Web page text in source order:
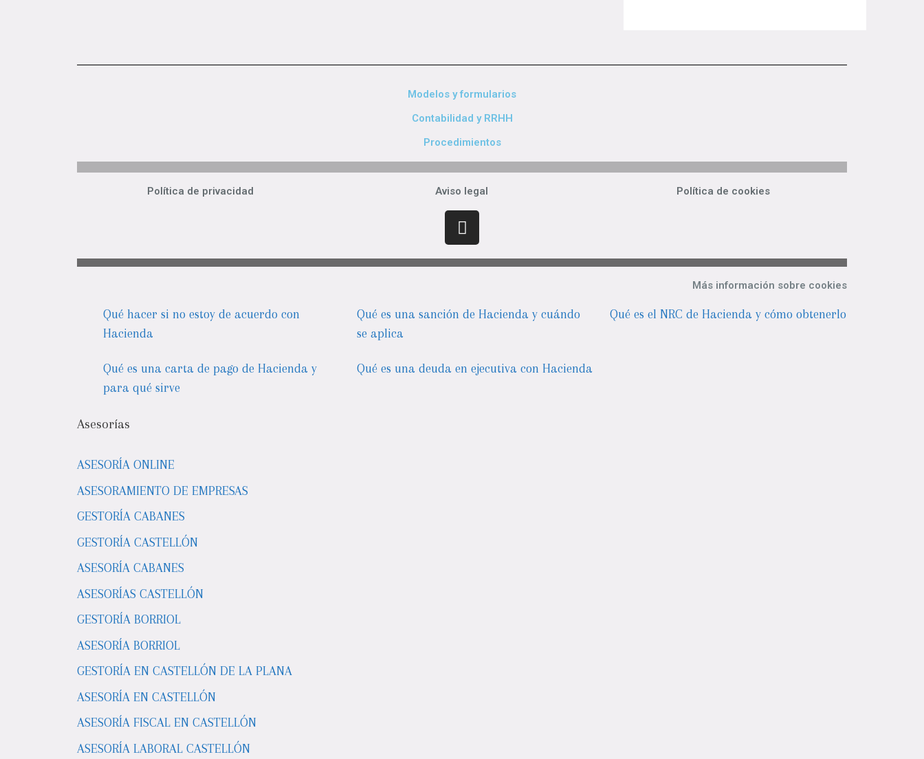
Modelos y formularios
Contabilidad y RRHH
Procedimientos
Política de privacidad Aviso legal Política de cookies
Más información sobre cookies
Qué hacer si no estoy de acuerdo con
Hacienda
Qué es una sanción de Hacienda y cuándo
se aplica
Qué es el NRC de Hacienda y cómo obtenerlo
Qué es una carta de pago de Hacienda y
para qué sirve
Qué es una deuda en ejecutiva con Hacienda
Asesorías
ASESORÍA ONLINE
ASESORAMIENTO DE EMPRESAS
GESTORÍA CABANES
GESTORÍA CASTELLÓN
ASESORÍA CABANES
ASESORÍAS CASTELLÓN
GESTORÍA BORRIOL
ASESORÍA BORRIOL
GESTORÍA EN CASTELLÓN DE LA PLANA
ASESORÍA EN CASTELLÓN
ASESORÍA FISCAL EN CASTELLÓN
ASESORÍA LABORAL CASTELLÓN